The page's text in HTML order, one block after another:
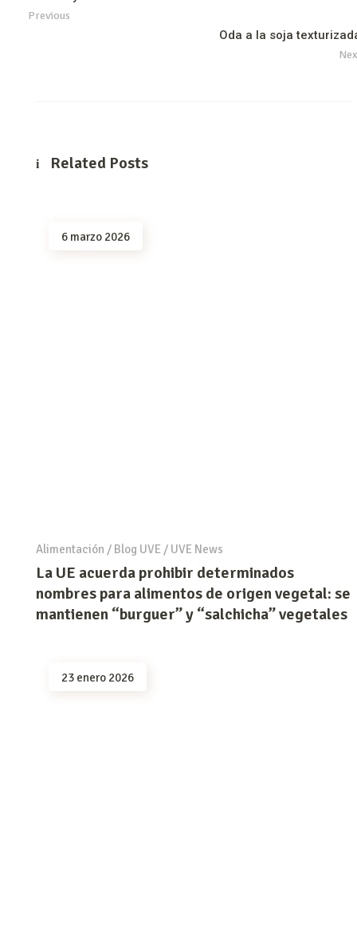
Previous
Oda a la soja
Related Posts
6 marzo 2026
Alimentación / Blog UVE/ UVE News
La UE acuerda prohibir determinados
nombres para alimentos de origen vegetal: se
mantienen “burguer” y “salchicha” vegetales
23 enero 2026